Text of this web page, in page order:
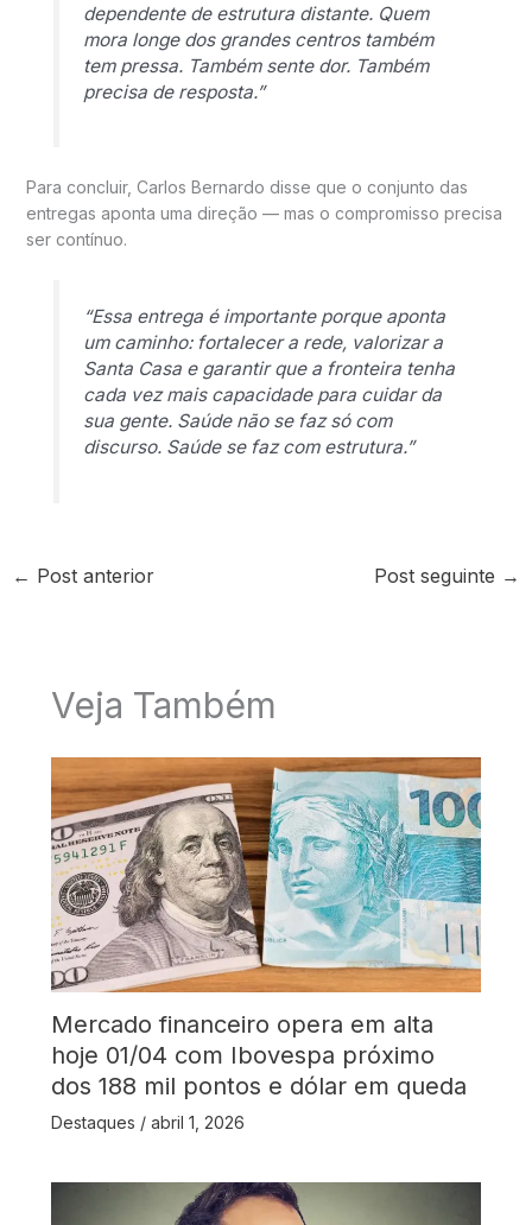
dependente de estrutura distante. Quem
mora longe dos grandes centros também
tem pressa. Também sente dor. Também
precisa de resposta.”
Para concluir, Carlos Bernardo disse que o conjunto das
entregas aponta uma direção — mas o compromisso precisa
ser contínuo.
“Essa entrega é importante porque aponta
um caminho: fortalecer a rede, valorizar a
Santa Casa e garantir que a fronteira tenha
cada vez mais capacidade para cuidar da
sua gente. Saúde não se faz só com
discurso. Saúde se faz com estrutura.”
← Post anterior Post seguinte →
Veja Também
Mercado financeiro opera em alta
hoje 01/04 com Ibovespa próximo
dos 188 mil pontos e dólar em queda
Destaques / abril 1, 2026